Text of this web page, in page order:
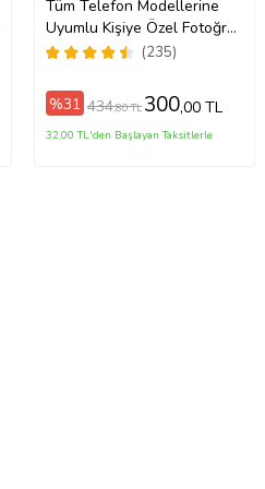
Tüm Telefon Modellerine
Uyumlu Kişiye Özel Fotoğraf
Baskılı Telefon Kılıfı
(235)
%31 434,80 TL 300,00 TL
32,00 TL'den Başlayan Taksitlerle